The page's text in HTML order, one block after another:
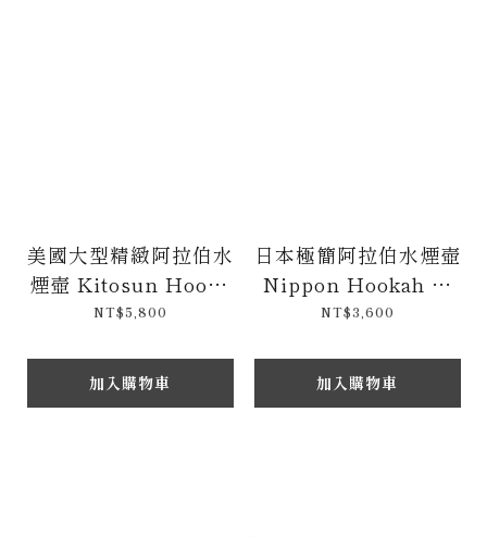
美國大型精緻阿拉伯水
煙壺 Kitosun Hooka
h 63cm
NT$5,800
加入購物車
日本極簡阿拉伯水煙壺
Nippon Hookah 水
煙專用 24cm
NT$3,600
加入購物車